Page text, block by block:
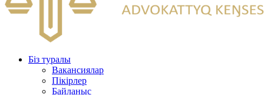
Біз туралы
Вакансиялар
Пікірлер
Байланыс